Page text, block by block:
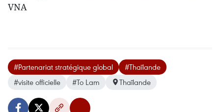
VNA
#Partenariat stratégique global
#Thaïlande
#visite officielle
#To Lam Thaïlande